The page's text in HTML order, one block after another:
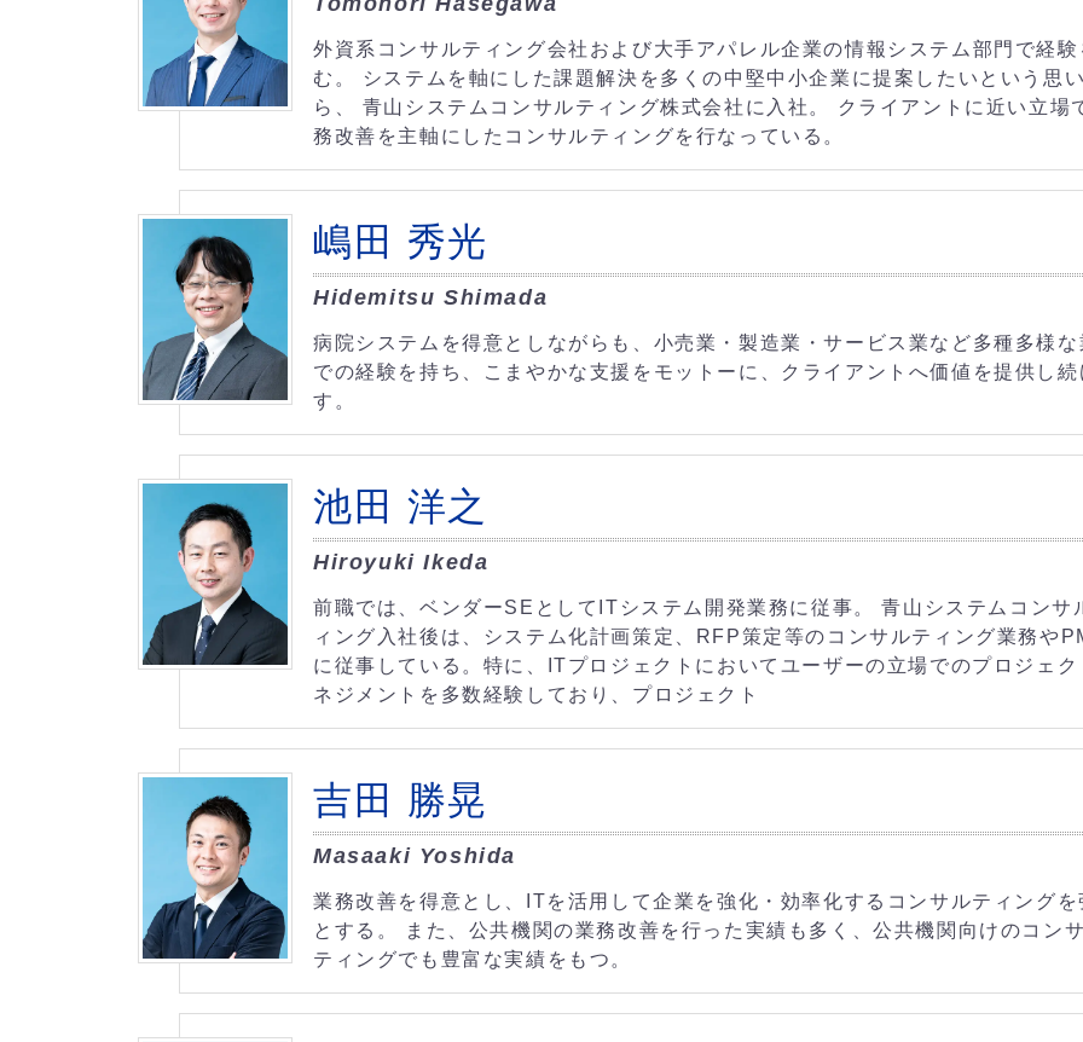
外資系コンサルティング会社および大手アパレル企業の情報システム部門で経験
む。 システムを軸にした課題解決を多くの中堅中小企業に提案したいという思
ら、 青山システムコンサルティング株式会社に入社。 クライアントに近い立場
務改善を主軸にしたコンサルティングを行なっている。
嶋田 秀光
Hidemitsu Shimada
病院システムを得意としながらも、小売業・製造業・サービス業など多種多様な
での経験を持ち、こまやかな支援をモットーに、クライアントへ価値を提供し続
す。
池田 洋之
Hiroyuki Ikeda
前職では、ベンダーSEとしてITシステム開発業務に従事。 青山システムコンサ
ィング入社後は、システム化計画策定、RFP策定等のコンサルティング業務や
に従事している。特に、ITプロジェクトにおいてユーザーの立場でのプロジェク
ネジメントを多数経験しており、プロジェクト
吉田 勝晃
Masaaki Yoshida
業務改善を得意とし、ITを活用して企業を強化・効率化するコンサルティングを
とする。 また、公共機関の業務改善を行った実績も多く、公共機関向けのコン
ティングでも豊富な実績をもつ。